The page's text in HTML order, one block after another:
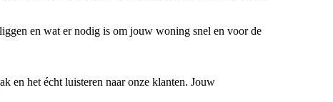
en wat er nodig is om jouw woning snel en voor de
en het écht luisteren naar onze klanten. Jouw